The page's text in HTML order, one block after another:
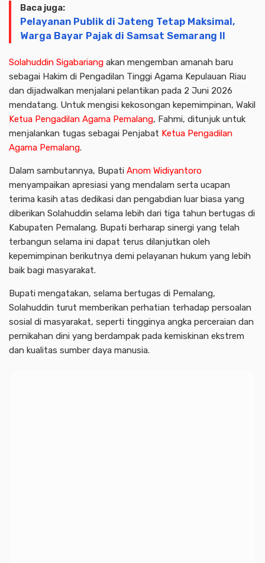
Baca juga:
Pelayanan Publik di Jateng Tetap Maksimal,
Warga Bayar Pajak di Samsat Semarang II
Solahuddin Sigabariang akan mengemban amanah baru
sebagai Hakim di Pengadilan Tinggi Agama Kepulauan Riau
dan dijadwalkan menjalani pelantikan pada 2 Juni 2026
mendatang. Untuk mengisi kekosongan kepemimpinan, Wakil
Ketua Pengadilan Agama Pemalang, Fahmi, ditunjuk untuk
menjalankan tugas sebagai Penjabat Ketua Pengadilan
Agama Pemalang.
Dalam sambutannya, Bupati Anom Widiyantoro
menyampaikan apresiasi yang mendalam serta ucapan
terima kasih atas dedikasi dan pengabdian luar biasa yang
diberikan Solahuddin selama lebih dari tiga tahun bertugas di
Kabupaten Pemalang. Bupati berharap sinergi yang telah
terbangun selama ini dapat terus dilanjutkan oleh
kepemimpinan berikutnya demi pelayanan hukum yang lebih
baik bagi masyarakat.
Bupati mengatakan, selama bertugas di Pemalang,
Solahuddin turut memberikan perhatian terhadap persoalan
sosial di masyarakat, seperti tingginya angka perceraian dan
pernikahan dini yang berdampak pada kemiskinan ekstrem
dan kualitas sumber daya manusia.